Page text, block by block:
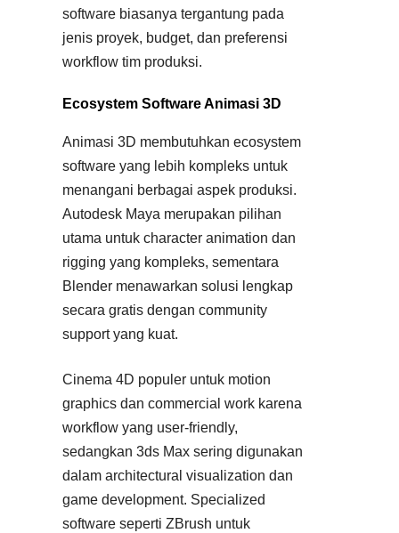
software biasanya tergantung pada
jenis proyek, budget, dan preferensi
workflow tim produksi.
Ecosystem Software Animasi 3D
Animasi 3D membutuhkan ecosystem
software yang lebih kompleks untuk
menangani berbagai aspek produksi.
Autodesk Maya merupakan pilihan
utama untuk character animation dan
rigging yang kompleks, sementara
Blender menawarkan solusi lengkap
secara gratis dengan community
support yang kuat.
Cinema 4D populer untuk motion
graphics dan commercial work karena
workflow yang user-friendly,
sedangkan 3ds Max sering digunakan
dalam architectural visualization dan
game development. Specialized
software seperti ZBrush untuk